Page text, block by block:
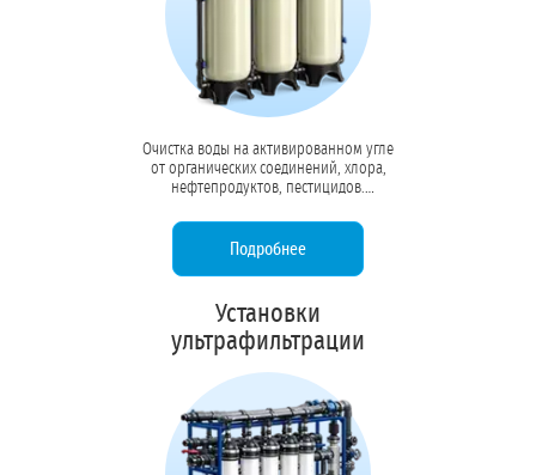
Очистка воды на активированном угле
от органических соединений, хлора,
нефтепродуктов, пестицидов.
запахи, защищает мембраны осмоса
от окисления.
Подробнее
Установки
ультрафильтрации